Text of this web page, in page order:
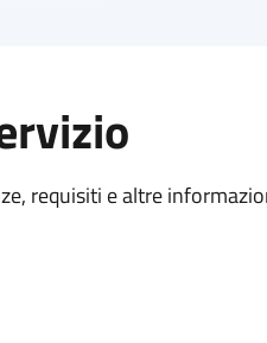
requisiti e altre